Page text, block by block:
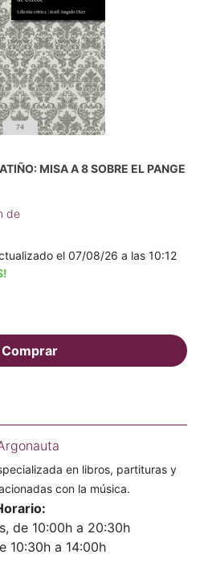
MISA A 8 SOBRE EL PANGE
de
el 07/08/26 a las 10:12
Comprar
en libros, partituras y
con la música.
de 10:00h a 20:30h
10:30h a 14:00h